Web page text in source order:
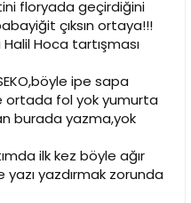
floryada geçirdiğini
çıksın ortaya!!!
Hoca tartışması
ipe sapa
ortada fol yok yumurta
burada yazma,yok
ilk kez böyle ağır
yazdırmak zorunda